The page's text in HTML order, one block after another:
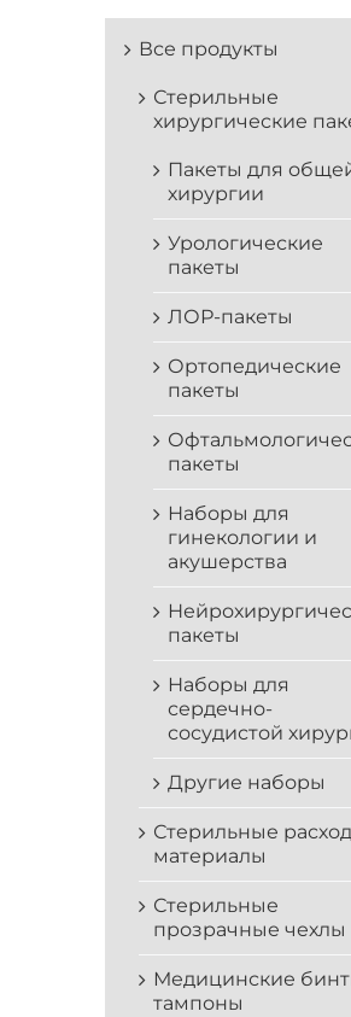
Все продукты
Стерильные
хирургические
Пакеты для
хирургии
Урологические
пакеты
ЛОР-пакеты
Ортопедические
пакеты
пакеты
Наборы для
гинекологии и
акушерства
пакеты
Наборы для
сердечно-
сосудистой
Другие наборы
Стерильные
материалы
Стерильные
прозрачные чехлы
Медицинские
тампоны